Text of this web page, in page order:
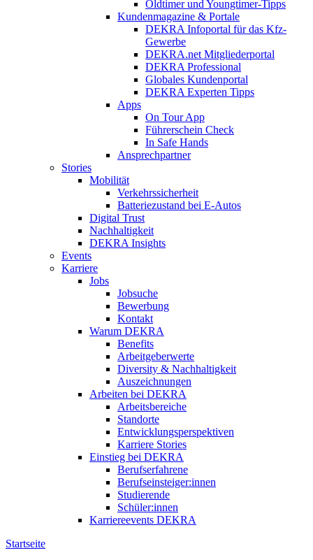
Oldtimer und Youngtimer-Tipps
Kundenmagazine & Portale
DEKRA Infoportal für das Kfz-
Gewerbe
DEKRA.net Mitgliederportal
DEKRA Professional
Globales Kundenportal
DEKRA Experten Tipps
Apps
On Tour App
Führerschein Check
In Safe Hands
Ansprechpartner
Stories
Mobilität
Verkehrssicherheit
Batteriezustand bei E-Autos
Digital Trust
Nachhaltigkeit
DEKRA Insights
Events
Karriere
Jobs
Jobsuche
Bewerbung
Kontakt
Warum DEKRA
Benefits
Arbeitgeberwerte
Diversity & Nachhaltigkeit
Auszeichnungen
Arbeiten bei DEKRA
Arbeitsbereiche
Standorte
Entwicklungsperspektiven
Karriere Stories
Einstieg bei DEKRA
Berufserfahrene
Berufseinsteiger:innen
Studierende
Schüler:innen
Karriereevents DEKRA
Startseite